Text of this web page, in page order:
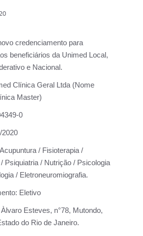
credenciamento para
beneficiários da Unimed Local,
e Nacional.
Clínica Geral Ltda (Nome
Master)
0
2020
Acupuntura / Fisioterapia /
/ Psiquiatria / Nutrição / Psicologia
/ Eletroneuromiografia.
Eletivo
Àlvaro Esteves, n°78, Mutondo,
do Rio de Janeiro.